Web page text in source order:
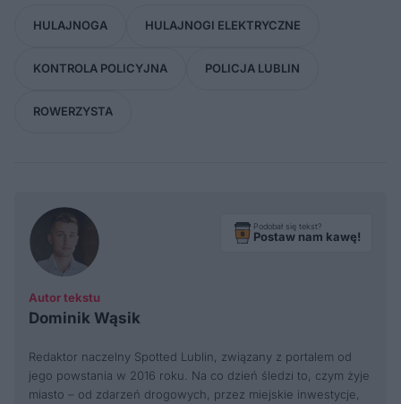
HULAJNOGA HULAJNOGI ELEKTRYCZNE
KONTROLA POLICYJNA POLICJA LUBLIN
ROWERZYSTA
Autor tekstu
Dominik Wąsik
Podobał się tekst?
Postaw nam kawę!
Redaktor naczelny Spotted Lublin, związany z portalem od
jego powstania w 2016 roku. Na co dzień śledzi to, czym żyje
miasto – od zdarzeń drogowych, przez miejskie inwestycje,